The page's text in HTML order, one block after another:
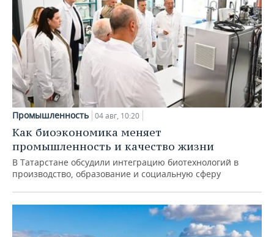
Промышленность 04 авг, 10:20
Как биоэкономика меняет
промышленность и качество жизни
В Татарстане обсудили интеграцию биотехнологий в
производство, образование и социальную сферу